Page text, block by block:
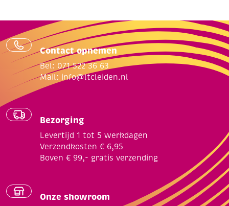
Contact opnemen
Bel: 071 522 36 63
Mail: info@ltcleiden.nl
Bezorging
Levertijd 1 tot 5 werkdagen
Verzendkosten € 6,95
Boven € 99,- gratis verzending
Onze showroom